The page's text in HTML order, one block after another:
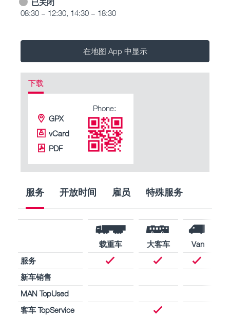
08:30 – 12:30, 14:30 – 18:30
在地图 App 中显示
下载
GPX
vCard
PDF
Phone:
服务 开放时间 雇员 特殊服务
载重车 大客车
Van
服务
新车销售
MAN TopUsed
客车 TopService